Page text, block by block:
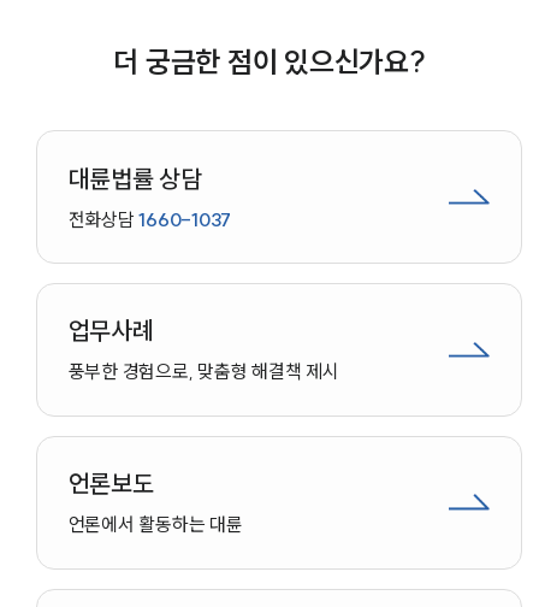
더 궁금한 점이 있으신가요?
대륜법률 상담
전화상담1660-1037
업무사례
풍부한 경험으로, 맞춤형 해결책 제시
언론보도
언론에서 활동하는 대륜